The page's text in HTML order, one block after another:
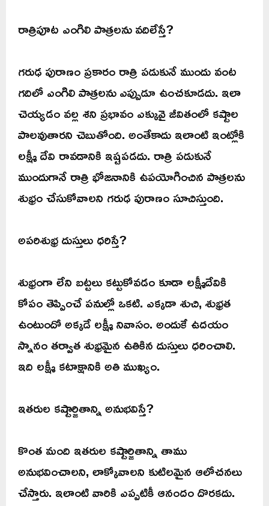
రాత్రిపూట ఎంగిలి పాత్రలను వదిలేస్తే?
గరుఢ పురాణం ప్రకారం రాత్రి పడుకునే ముందు వంట
గదిలో ఎంగిలి పాత్రలను ఎప్పుడూ ఉంచకూడదు. ఇలా
చెయ్యడం వల్ల శని ప్రభావం ఎక్కువై జీవితంలో కష్టాల
పాలవుతారని చెబుతోంది. అంతేకాదు ఇలాంటి ఇంట్లోకి
లక్ష్మీ దేవి రావడానికి ఇష్టపడదు. రాత్రి పడుకునే
ముందుగానే రాత్రి భోజనానికి ఉపయోగించిన పాత్రలను
శుభ్రం చేసుకోవాలని గరుఢ పురాణం సూచిస్తుంది.
అపరిశుభ్ర దుస్తులు ధరిస్తే?
శుభ్రంగా లేని బట్టలు కట్టుకోవడం కూడా లక్ష్మీదేవికి
కోపం తెప్పించే పనుల్లో ఒకటి. ఎక్కడా శుచి, శుభ్రత
ఉంటుందో అక్కడే లక్ష్మీ నివాసం. అందుకే ఉదయం
స్నానం తర్వాత శుభ్రమైన ఉతికిన దుస్తులు ధరించాలి.
ఇది లక్ష్మీ కటాక్షానికి అతి ముఖ్యం.
ఇతరుల కష్టార్జితాన్ని అనుభవిస్తే?
కొంత మంది ఇతరుల కష్టార్జితాన్ని తాము
అనుభవించాలని, లాక్కోవాలని కుటిలమైన ఆలోచనలు
చేస్తారు. ఇలాంటి వారికి ఎప్పటికీ ఆనందం దొరకదు.